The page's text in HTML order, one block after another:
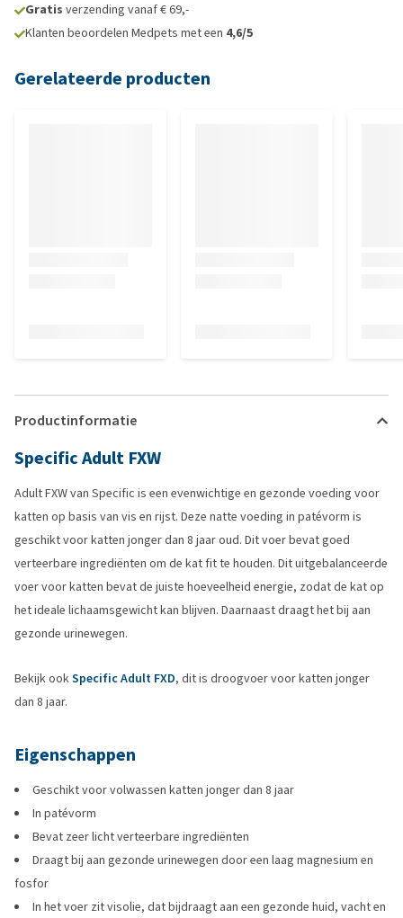
Gratis verzending vanaf € 69,-
Klanten beoordelen Medpets met een 4,6/5
Gerelateerde producten
Productinformatie
Specific Adult FXW
Adult FXW van Specific is een evenwichtige en gezonde voeding voor
katten op basis van vis en rijst. Deze natte voeding in patévorm is
geschikt voor katten jonger dan 8 jaar oud. Dit voer bevat goed
verteerbare ingrediënten om de kat fit te houden. Dit uitgebalanceerde
voer voor katten bevat de juiste hoeveelheid energie, zodat de kat op
het ideale lichaamsgewicht kan blijven. Daarnaast draagt het bij aan
gezonde urinewegen.
Bekijk ookSpecific Adult FXD, dit is droogvoer voor katten jonger
dan 8 jaar.
Eigenschappen
Geschikt voor volwassen katten jonger dan 8 jaar
In patévorm
Bevat zeer licht verteerbare ingrediënten
Draagt bij aan gezonde urinewegen door een laag magnesium en
fosfor
In het voer zit visolie, dat bijdraagt aan een gezonde huid, vacht en